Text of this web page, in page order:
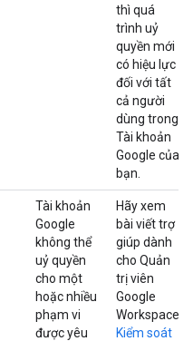
thì quá
trình uỷ
quyền mới
có hiệu lực
đối với tất
cả người
dùng trong
Tài khoản
Google của
bạn.
Tài khoản
Google
không thể
uỷ quyền
cho một
hoặc nhiều
phạm vi
được yêu
Hãy xem
bài viết trợ
giúp dành
cho Quản
trị viên
Google
Workspace
Kiểm soát